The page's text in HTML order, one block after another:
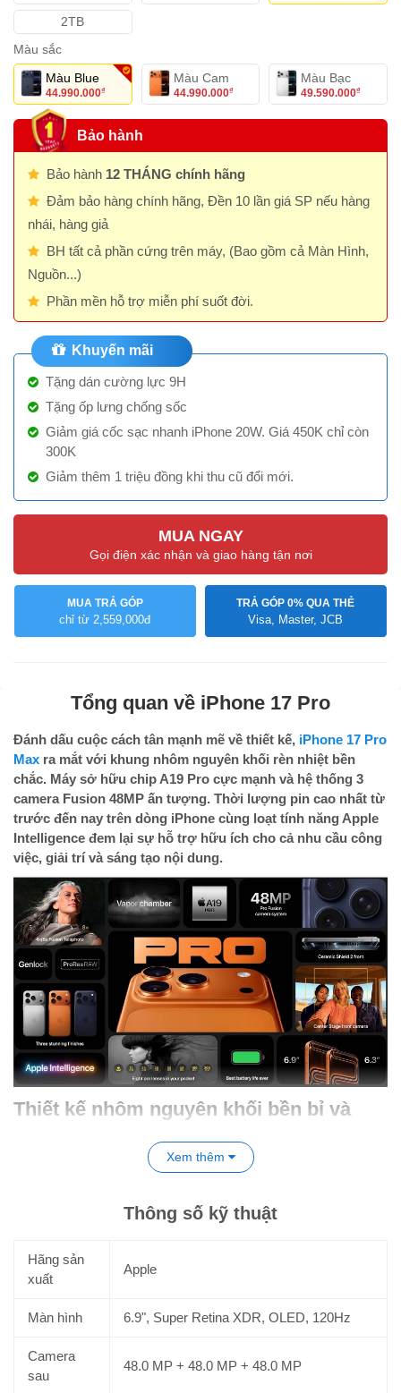
2TB
Màu sắc
Màu Blue
44.990.000₫
Màu Cam
44.990.000₫
Màu Bạc
49.590.000₫
Bảo hành
Bảo hành 12 THÁNG chính hãng
Đảm bảo hàng chính hãng, Đền 10 lần giá SP nếu hàng
nhái, hàng giả
BH tất cả phần cứng trên máy, (Bao gồm cả Màn Hình,
Nguồn...)
Phần mền hỗ trợ miễn phí suốt đời.
Khuyến mãi
Tặng dán cường lực 9H
Tặng ốp lưng chống sốc
Giảm giá cốc sạc nhanh iPhone 20W. Giá 450K chỉ còn
300K
Giảm thêm 1 triệu đồng khi thu cũ đổi mới.
MUA NGAY
Gọi điện xác nhận và giao hàng tận nơi
MUA TRẢ GÓP
chỉ từ 2,559,000đ
TRẢ GÓP 0% QUA THẺ
Visa, Master, JCB
Tổng quan về iPhone 17 Pro
Đánh dấu cuộc cách tân mạnh mẽ về thiết kế, iPhone 17 Pro
Max ra mắt với khung nhôm nguyên khối rèn nhiệt bền
chắc. Máy sở hữu chip A19 Pro cực mạnh và hệ thống 3
camera Fusion 48MP ấn tượng. Thời lượng pin cao nhất từ
trước đến nay trên dòng iPhone cùng loạt tính năng Apple
Intelligence đem lại sự hỗ trợ hữu ích cho cả nhu cầu công
việc, giải trí và sáng tạo nội dung.
Thiết kế nhôm nguyên khối bền bỉ và
Sự khác biệt lớn nhất trong thiết kế iPhone 17 Pro Max là việc
kim nhôm hàng không vừa nhẹ vừa tản nhiệt tốt, giúp máy duy
mặt trước/sau của iPhone 17 Pro Max đều được bảo vệ bằng
chất liệu
Ceramic Shield
Nhờ viền màn hình cực mỏng và tỷ lệ tối ưu, kích cỡ của máy
Các màu sắc mới như Cam Vũ Trụ, Xanh Đậm và Bạc giúp
iPhone 17 Pro Max khoe dáng với nét đẹp cao cấp, thể hiện rõ
Xem thêm
Thông số kỹ thuật
Hãng sản
xuất
Apple
Màn hình 6.9", Super Retina XDR, OLED, 120Hz
Camera
sau
48.0 MP + 48.0 MP + 48.0 MP